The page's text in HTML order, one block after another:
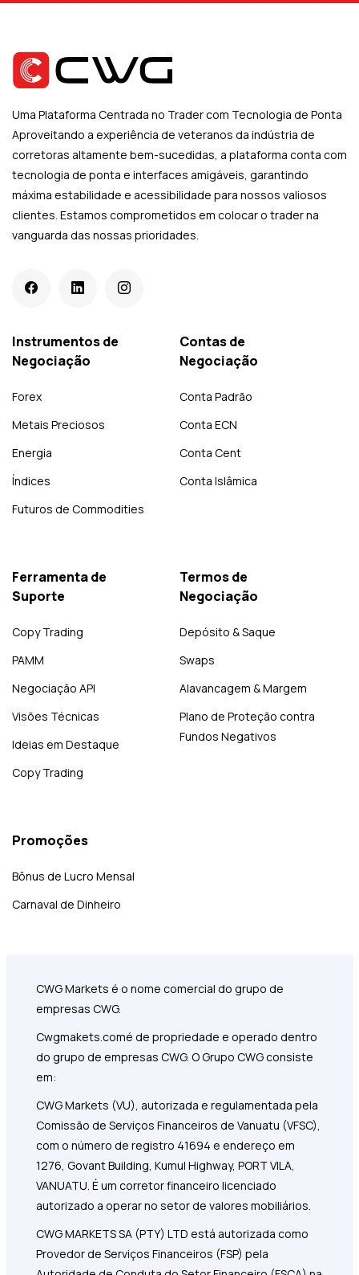
Uma Plataforma Centrada no Trader com Tecnologia de Ponta
Aproveitando a experiência de veteranos da indústria de
corretoras altamente bem-sucedidas, a plataforma conta com
tecnologia de ponta e interfaces amigáveis, garantindo
máxima estabilidade e acessibilidade para nossos valiosos
clientes. Estamos comprometidos em colocar o trader na
vanguarda das nossas prioridades.
Instrumentos de
Negociação
Forex
Metais Preciosos
Energia
Índices
Futuros de Commodities
Contas de
Negociação
Conta Padrão
Conta ECN
Conta Cent
Conta Islâmica
Ferramenta de
Suporte
Copy Trading
PAMM
Negociação API
Visões Técnicas
Ideias em Destaque
Copy Trading
Termos de
Negociação
Depósito & Saque
Swaps
Alavancagem & Margem
Plano de Proteção contra
Fundos Negativos
Promoções
Bônus de Lucro Mensal
Carnaval de Dinheiro
CWG Markets é o nome comercial do grupo de
empresas CWG.
Cwgmakets.comé de propriedade e operado dentro
do grupo de empresas CWG. O Grupo CWG consiste
em:
CWG Markets (VU), autorizada e regulamentada pela
Comissão de Serviços Financeiros de Vanuatu (VFSC),
com o número de registro 41694 e endereço em
1276, Govant Building, Kumul Highway, PORT VILA,
VANUATU. É um corretor financeiro licenciado
autorizado a operar no setor de valores mobiliários.
CWG MARKETS SA (PTY) LTD está autorizada como
Provedor de Serviços Financeiros (FSP) pela